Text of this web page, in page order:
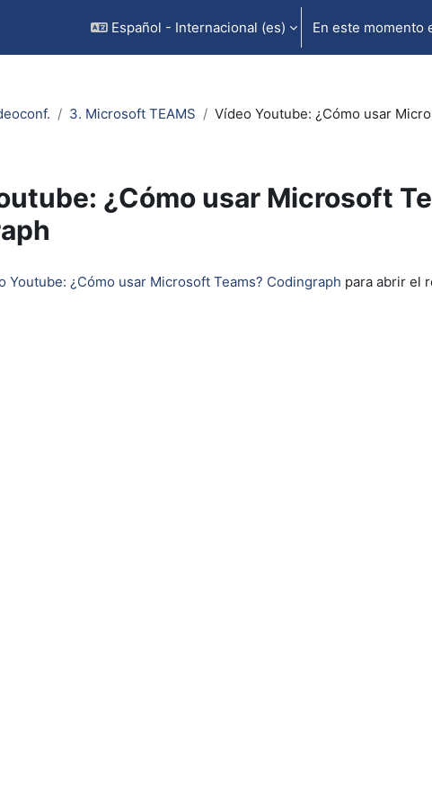
Español - Internacional ‎(es)‎ En este momento
3. Microsoft TEAMS Vídeo Youtube: ¿Cómo usar
¿Cómo usar Microsoft
Youtube: ¿Cómo usar Microsoft Teams? Codingraph para abrir el